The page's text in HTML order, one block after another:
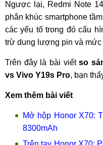
Ngược lại, Redmi Note
phân khúc smartphone
các yếu tố trong đó cấu
trừ dung lượng pin và mức
Trên đây là bài viếtso
vs Vivo Y19s Pro, bạn
Xem thêm bài viết
Mở hộp Honor X70:
8300mAh